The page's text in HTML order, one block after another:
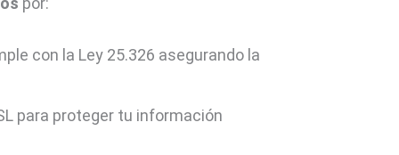
con la Ley 25.326 asegurando la
para proteger tu información